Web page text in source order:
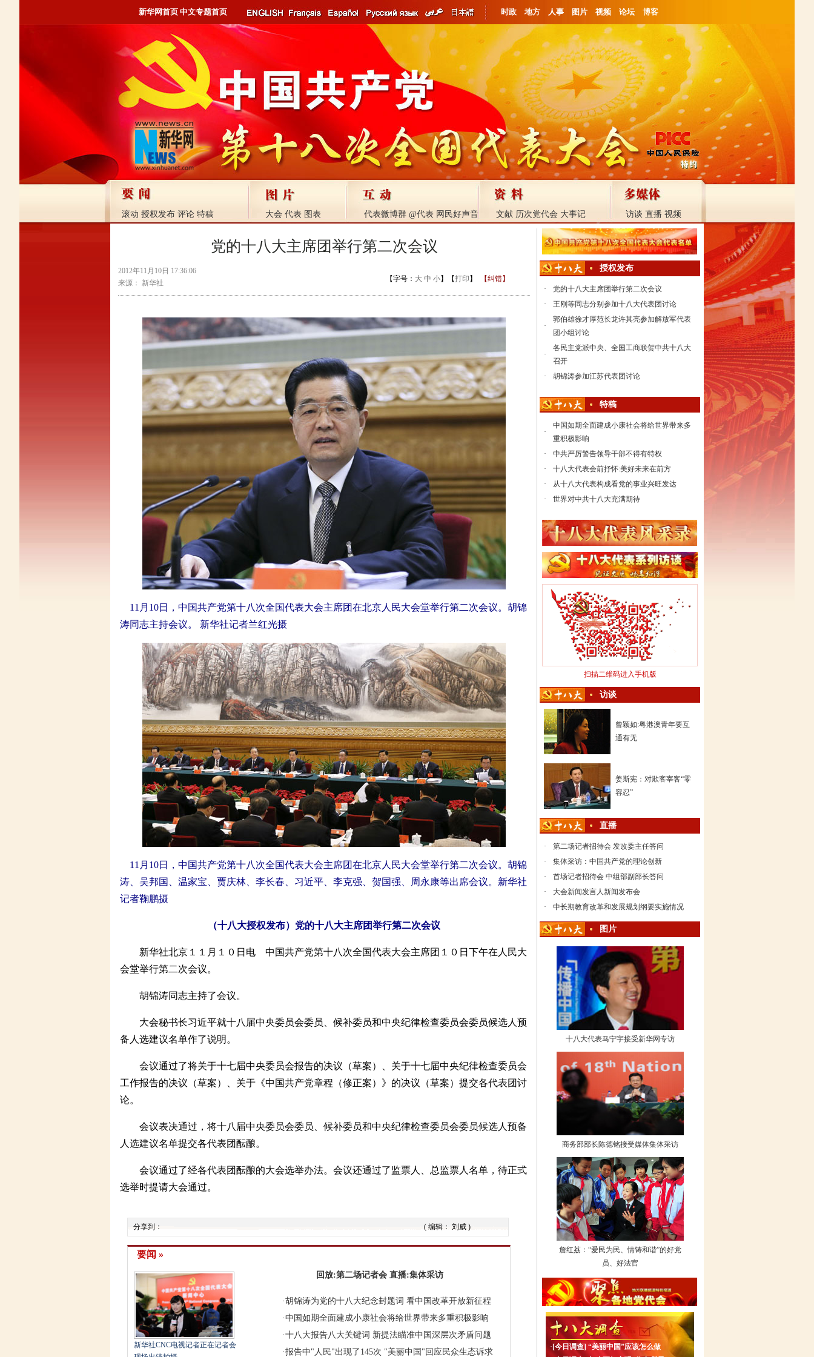
新华网首页 中文专题首页 时政 地方 人事 图片 视频 论坛 博客
滚动 授权发布 评论 特稿 大会 代表 图表 代表微博群 @代表 网民好声音 文献 历次党代会 大事记 访谈 直播 视频
党的十八大主席团举行第二次会议
2012年11月10日 17:36:06
来源： 新华社
【字号： 大 中 小】【打印 】 【纠错】
11月10日，中国共产党第十八次全国代表大会主席团在北京人民大会堂举行第二次会议。胡锦
涛同志主持会议。 新华社记者兰红光摄
11月10日，中国共产党第十八次全国代表大会主席团在北京人民大会堂举行第二次会议。胡锦
涛、吴邦国、温家宝、贾庆林、李长春、习近平、李克强、贺国强、周永康等出席会议。新华社
记者鞠鹏摄
（十八大授权发布）党的十八大主席团举行第二次会议
新华社北京１１月１０日电 中国共产党第十八次全国代表大会主席团１０日下午在人民大
会堂举行第二次会议。
胡锦涛同志主持了会议。
大会秘书长习近平就十八届中央委员会委员、候补委员和中央纪律检查委员会委员候选人预
备人选建议名单作了说明。
会议通过了将关于十七届中央委员会报告的决议（草案）、关于十七届中央纪律检查委员会
工作报告的决议（草案）、关于《中国共产党章程（修正案）》的决议（草案）提交各代表团讨
论。
会议表决通过，将十八届中央委员会委员、候补委员和中央纪律检查委员会委员候选人预备
人选建议名单提交各代表团酝酿。
会议通过了经各代表团酝酿的大会选举办法。会议还通过了监票人、总监票人名单，待正式
选举时提请大会通过。
分享到： ( 编辑： 刘威 )
要闻 »
新华社CNC电视记者正在记者会
回放:第二场记者会 直播:集体采访
·胡锦涛为党的十八大纪念封题词 看中国改革开放新征程
·中国如期全面建成小康社会将给世界带来多重积极影响
·十八大报告八大关键词 新提法瞄准中国深层次矛盾问题
·报告中"人民"出现了145次 "美丽中国"回应民众生态诉求
授权发布
·
党的十八大主席团举行第二次会议
·
王刚等同志分别参加十八大代表团讨论
·
郭伯雄徐才厚范长龙许其亮参加解放军代表
团小组讨论
·
各民主党派中央、全国工商联贺中共十八大
召开
·
胡锦涛参加江苏代表团讨论
特稿
·
中国如期全面建成小康社会将给世界带来多
重积极影响
·
中共严厉警告领导干部不得有特权
·
十八大代表会前抒怀:美好未来在前方
·
从十八大代表构成看党的事业兴旺发达
·
世界对中共十八大充满期待
扫描二维码进入手机版
访谈
曾颖如:粤港澳青年要互
通有无
姜斯宪：对欺客宰客“零
容忍”
直播
·
第二场记者招待会 发改委主任答问
·
集体采访：中国共产党的理论创新
·
首场记者招待会 中组部副部长答问
·
大会新闻发言人新闻发布会
·
中长期教育改革和发展规划纲要实施情况
图片
十八大代表马宁宇接受新华网专访
商务部部长陈德铭接受媒体集体采访
詹红荔：“爱民为民、情铸和谐”的好党
员、好法官
· [今日调查] “美丽中国”应该怎么做